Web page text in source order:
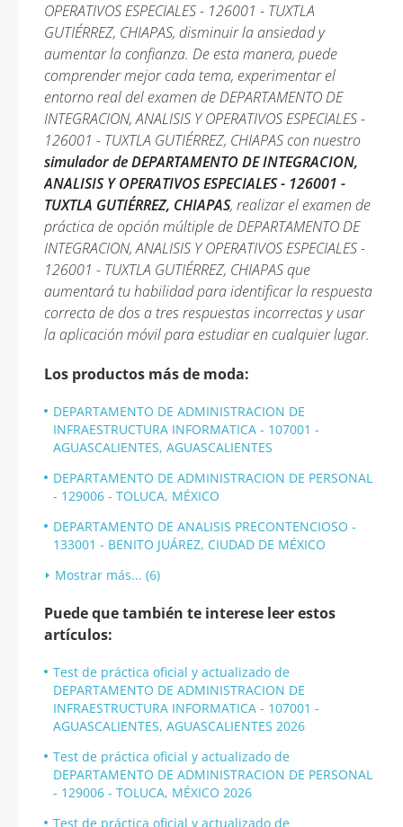
OPERATIVOS ESPECIALES - 126001 - TUXTLA
GUTIÉRREZ, CHIAPAS, disminuir la ansiedad y
aumentar la confianza. De esta manera, puede
comprender mejor cada tema, experimentar el
entorno real del examen de DEPARTAMENTO DE
INTEGRACION, ANALISIS Y OPERATIVOS ESPECIALES -
126001 - TUXTLA GUTIÉRREZ, CHIAPAS con nuestro
simulador de DEPARTAMENTO DE INTEGRACION,
ANALISIS Y OPERATIVOS ESPECIALES - 126001 -
TUXTLA GUTIÉRREZ, CHIAPAS, realizar el examen de
práctica de opción múltiple de DEPARTAMENTO DE
INTEGRACION, ANALISIS Y OPERATIVOS ESPECIALES -
126001 - TUXTLA GUTIÉRREZ, CHIAPAS que
aumentará tu habilidad para identificar la respuesta
correcta de dos a tres respuestas incorrectas y usar
la aplicación móvil para estudiar en cualquier lugar.
Los productos más de moda:
DEPARTAMENTO DE ADMINISTRACION DE
INFRAESTRUCTURA INFORMATICA - 107001 -
AGUASCALIENTES, AGUASCALIENTES
DEPARTAMENTO DE ADMINISTRACION DE PERSONAL
- 129006 - TOLUCA, MÉXICO
DEPARTAMENTO DE ANALISIS PRECONTENCIOSO -
133001 - BENITO JUÁREZ, CIUDAD DE MÉXICO
Mostrar más... (6)
Puede que también te interese leer estos
artículos:
Test de práctica oficial y actualizado de
DEPARTAMENTO DE ADMINISTRACION DE
INFRAESTRUCTURA INFORMATICA - 107001 -
AGUASCALIENTES, AGUASCALIENTES 2026
Test de práctica oficial y actualizado de
DEPARTAMENTO DE ADMINISTRACION DE PERSONAL
- 129006 - TOLUCA, MÉXICO 2026
Test de práctica oficial y actualizado de